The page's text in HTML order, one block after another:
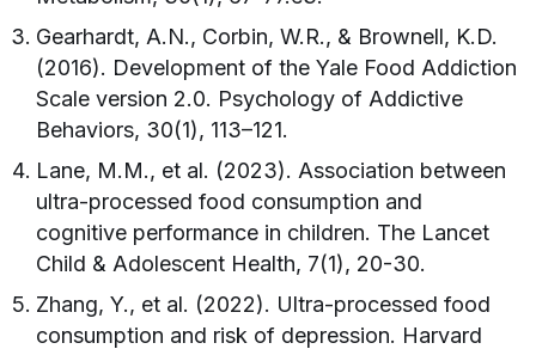
Gearhardt, A.N., Corbin, W.R., & Brownell, K.D.
(2016). Development of the Yale Food Addiction
Scale version 2.0. Psychology of Addictive
Behaviors, 30(1), 113–121.
Lane, M.M., et al. (2023). Association between
ultra-processed food consumption and
cognitive performance in children. The Lancet
Child & Adolescent Health, 7(1), 20-30.
Zhang, Y., et al. (2022). Ultra-processed food
consumption and risk of depression. Harvard